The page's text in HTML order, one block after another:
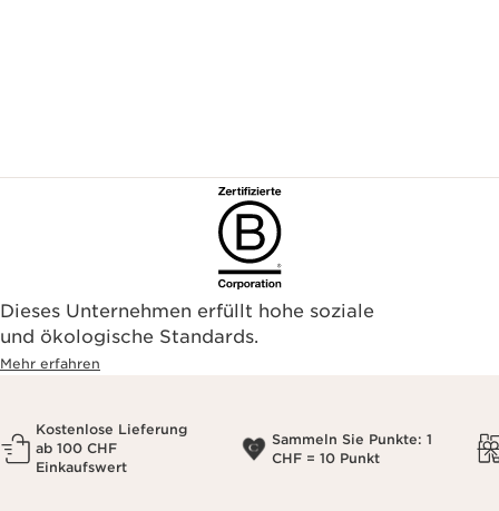
Dieses Unternehmen erfüllt hohe soziale
und ökologische Standards.
Mehr erfahren
Kostenlose Lieferung
ab 100 CHF
Einkaufswert
Sammeln Sie Punkte: 1
CHF = 10 Punkt